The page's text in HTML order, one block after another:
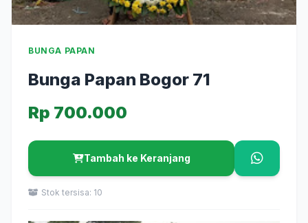
BUNGA PAPAN
Bunga Papan Bogor 71
Rp 700.000
Tambah ke Keranjang
Stok tersisa: 10